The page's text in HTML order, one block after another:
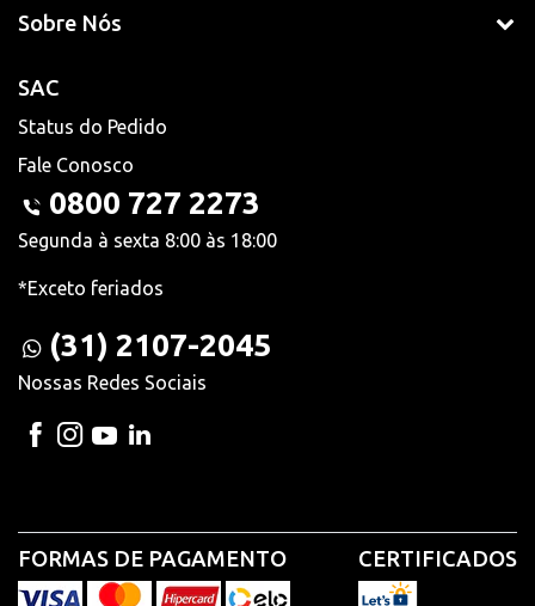
Sobre Nós
SAC
Status do Pedido
Fale Conosco
0800 727 2273
Segunda à sexta 8:00 às 18:00
*Exceto feriados
(31) 2107-2045
Nossas Redes Sociais
FORMAS DE PAGAMENTO CERTIFICADOS